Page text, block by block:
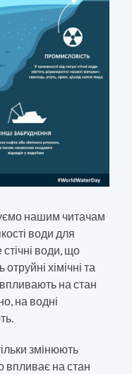
нашим читачам
води для
води, що
хімічні та
на стан
на водні
змінюють
впливає на стан